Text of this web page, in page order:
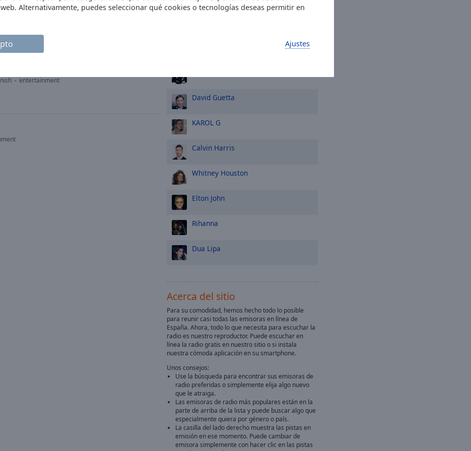
Alternativamente, puedes seleccionar qué cookies o tecnologías deseas permitir en
Ajustes
entertainment
David Guetta
KAROL G
Calvin Harris
Whitney Houston
Elton John
Rihanna
Dua Lipa
Acerca del sitio
Para su comodidad, hemos hecho todo lo posible
para reunir casi todas las emisoras en línea de
España. Ahora, todo lo que necesita para escuchar la
radio es nuestro reproductor. Puede escuchar en
línea la radio gratis en nuestro sitio o si instala
nuestra cómoda aplicación en su smartphone.
Unos consejos:
Use la búsqueda para encontrar sus emisoras de
radio preferidas o simplemente elija algo nuevo
que le atraiga.
Las emisoras de radio más populares están en la
parte de arriba de la lista y puede buscar algo que
especialmente quiera por género o país.
La casilla del lado derecho muestra las pistas en
emisión en ese momento. Puede cambiar de
emisora simplemente con hacer clic en las pistas